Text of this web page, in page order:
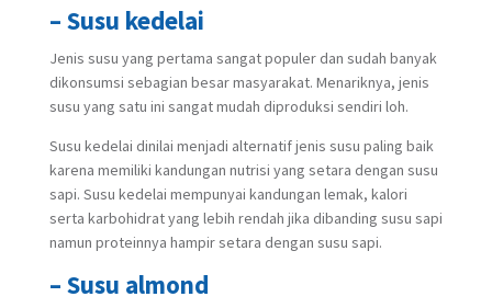
– Susu kedelai
Jenis susu yang pertama sangat populer dan sudah banyak
dikonsumsi sebagian besar masyarakat. Menariknya, jenis
susu yang satu ini sangat mudah diproduksi sendiri loh.
Susu kedelai dinilai menjadi alternatif jenis susu paling baik
karena memiliki kandungan nutrisi yang setara dengan susu
sapi. Susu kedelai mempunyai kandungan lemak, kalori
serta karbohidrat yang lebih rendah jika dibanding susu sapi
namun proteinnya hampir setara dengan susu sapi.
– Susu almond